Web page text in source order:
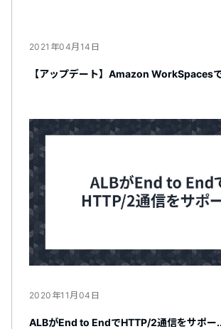
2021年04月14日
【アップデート】Amazon WorkSpaces
2020年11月04日
ALBがEnd to EndでHTTP/2通信をサポー